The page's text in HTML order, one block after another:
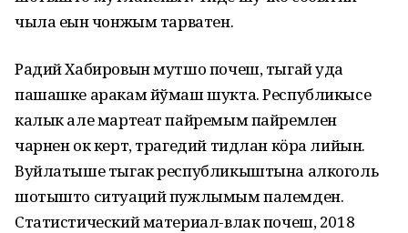
чыла еҥын чонжым тарватен.
Радий Хабировын мутшо почеш, тыгай уда
пашашке аракам йўмаш шукта. Республикысе
калык але мартеат пайремым пайремлен
чарнен ок керт, трагедий тидлан кӧра лийын.
Вуйлатыше тыгак республикыштына алкоголь
шотышто ситуаций пужлымым палемден.
Статистический материал-влак почеш, 2018